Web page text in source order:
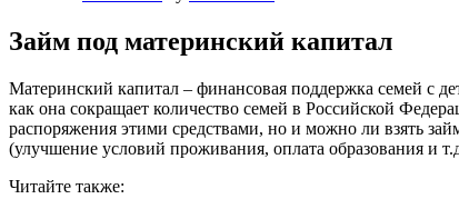
Займ под материнский капитал
Материнский капитал – финансовая поддержка семей с
как она сокращает количество семей в Российской
распоряжения этими средствами, но и можно ли взять
(улучшение условий проживания, оплата образования и
Читайте также: